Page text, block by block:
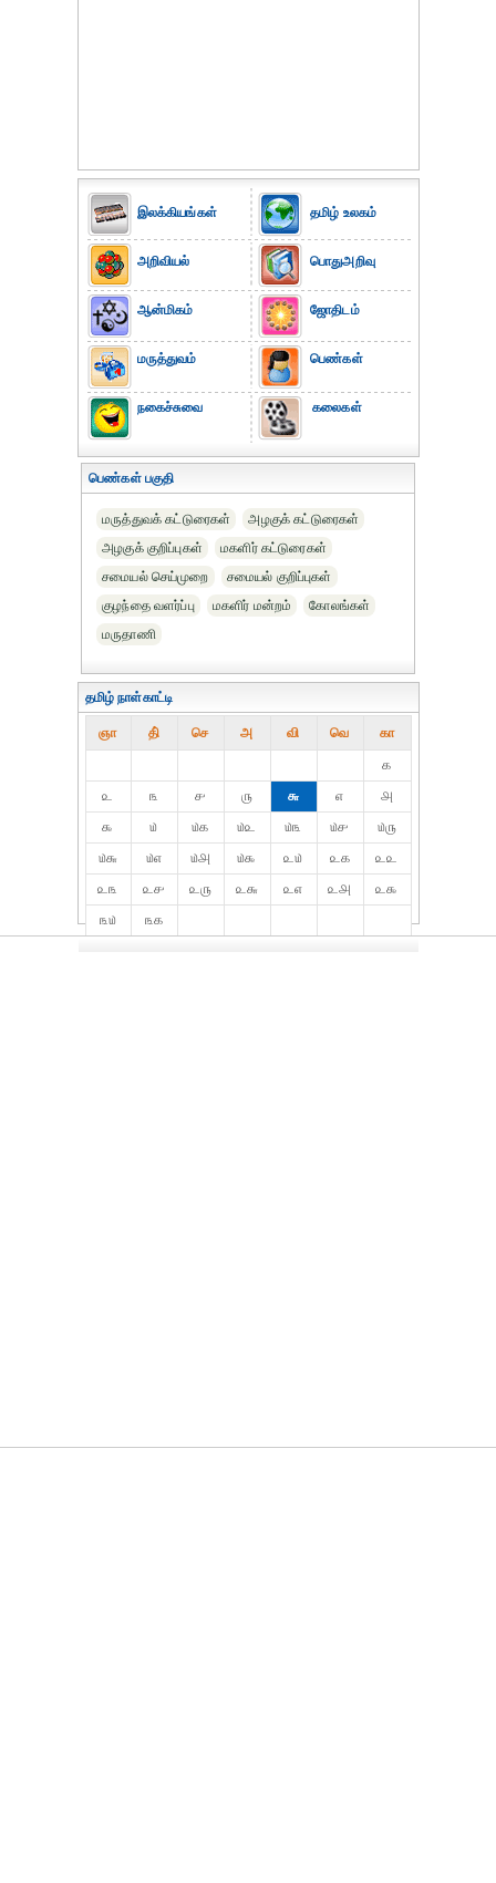
இலக்கியங்கள்
அறிவியல்
ஆன்மிகம்
மருத்துவம்
நகைச்சுவை
தமிழ் உலகம்
பொதுஅறிவு
ஜோதிடம்
பெண்கள்
கலைகள்
பெண்கள் பகுதி
மருத்துவக் கட்டுரைகள்
அழகுக் கட்டுரைகள்
அழகுக் குறிப்புகள்
மகளிர் கட்டுரைகள்
சமையல் செய்முறை
சமையல் குறிப்புகள்
குழந்தை வளர்ப்பு
மகளிர் மன்றம்
கோலங்கள்
மருதாணி
தமிழ் நாள்காட்டி
ஞா தி் செ அ வி வெ கா
௧
௨
௩ ௪ ௫ ௬ ௭
௮
௯
௰ ௰௧ ௰௨ ௰௩ ௰௪
௰௫
௰௬
௰௭ ௰௮ ௰௯ ௨௰ ௨௧
௨௨
௨௩
௨௪ ௨௫ ௨௬ ௨௭ ௨௮
௨௯
௩௰
௩௧